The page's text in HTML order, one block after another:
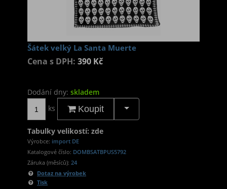
Šátek velký La Santa Muerte
Cena s DPH: 390 Kč
Dodání dny: skladem
ks
Koupit
Tabulky velikostí: zde
Výrobce: import DE
Katalogové číslo: DOMBSATBPUS5792
Záruka (měsíců): 24
Dotaz na výrobek
Tisk